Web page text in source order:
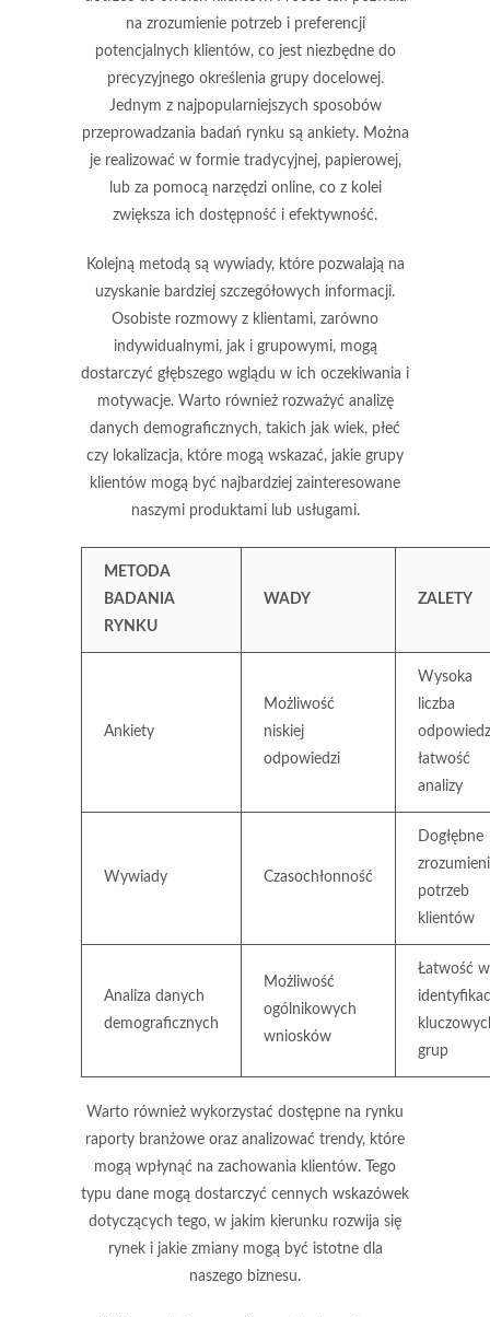
na zrozumienie potrzeb i preferencji
potencjalnych klientów, co jest niezbędne do
precyzyjnego określenia grupy docelowej.
Jednym z najpopularniejszych sposobów
przeprowadzania badań rynku są ankiety. Można
je realizować w formie tradycyjnej, papierowej,
lub za pomocą narzędzi online, co z kolei
zwiększa ich dostępność i efektywność.
Kolejną metodą są wywiady, które pozwalają na
uzyskanie bardziej szczegółowych informacji.
Osobiste rozmowy z klientami, zarówno
indywidualnymi, jak i grupowymi, mogą
dostarczyć głębszego wglądu w ich oczekiwania i
motywacje. Warto również rozważyć analizę
danych demograficznych, takich jak wiek, płeć
czy lokalizacja, które mogą wskazać, jakie grupy
klientów mogą być najbardziej zainteresowane
naszymi produktami lub usługami.
METODA
BADANIA
RYNKU
WADY ZALETY
Ankiety
Możliwość
niskiej
odpowiedzi
Wysoka
liczba
łatwość
analizy
Wywiady Czasochłonność
Dogłębne
potrzeb
klientów
Analiza danych
demograficznych
Możliwość
ogólnikowych
wniosków
Łatwość w
grup
Warto również wykorzystać dostępne na rynku
raporty branżowe oraz analizować trendy, które
mogą wpłynąć na zachowania klientów. Tego
typu dane mogą dostarczyć cennych wskazówek
dotyczących tego, w jakim kierunku rozwija się
rynek i jakie zmiany mogą być istotne dla
naszego biznesu.